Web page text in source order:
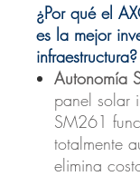
¿Por qué el
es la mejor
infraestructura?
Autonomía
panel solar
SM261
totalmente
elimina